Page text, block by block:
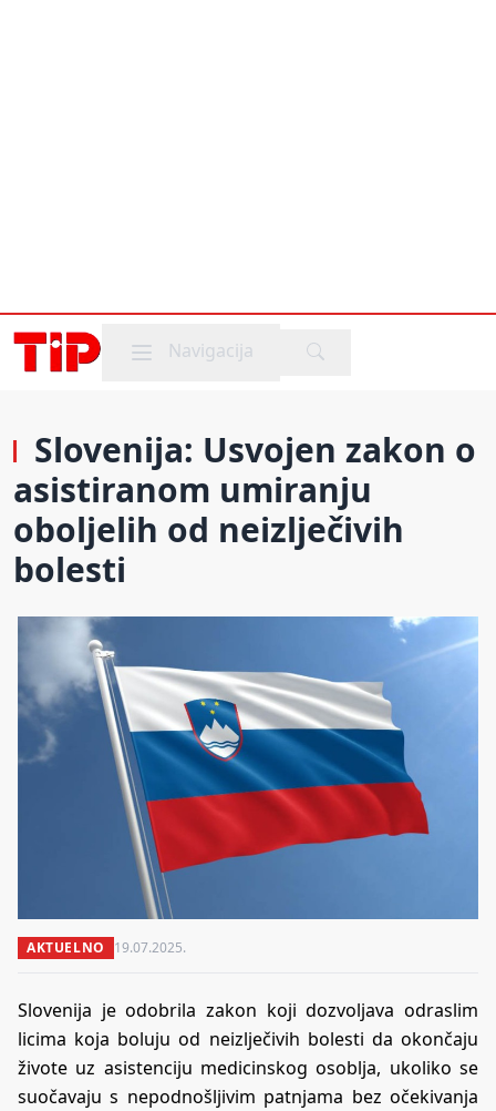
Mobile menu
Navigacija
Slovenija: Usvojen zakon o
asistiranom umiranju
oboljelih od neizlječivih
bolesti
AKTUELNO 19.07.2025.
Slovenija je odobrila zakon koji dozvoljava odraslim
licima koja boluju od neizlječivih bolesti da okončaju
živote uz asistenciju medicinskog osoblja, ukoliko se
suočavaju s nepodnošljivim patnjama bez očekivanja